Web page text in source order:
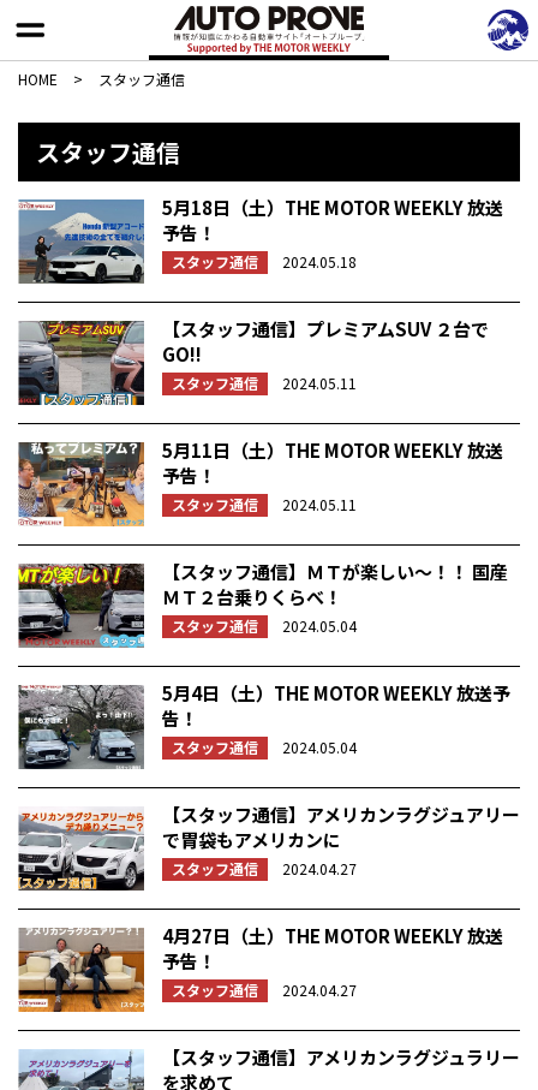
HOME > スタッフ通信
スタッフ通信
5月18日（土）THE MOTOR WEEKLY 放送
予告！
スタッフ通信 2024.05.18
【スタッフ通信】プレミアムSUV ２台で
GO!!
スタッフ通信 2024.05.11
5月11日（土）THE MOTOR WEEKLY 放送
予告！
スタッフ通信 2024.05.11
【スタッフ通信】ＭＴが楽しい～！！ 国産
ＭＴ２台乗りくらべ！
スタッフ通信 2024.05.04
5月4日（土）THE MOTOR WEEKLY 放送予
告！
スタッフ通信 2024.05.04
【スタッフ通信】アメリカンラグジュアリー
で胃袋もアメリカンに
スタッフ通信 2024.04.27
4月27日（土）THE MOTOR WEEKLY 放送
予告！
スタッフ通信 2024.04.27
【スタッフ通信】アメリカンラグジュラリー
を求めて